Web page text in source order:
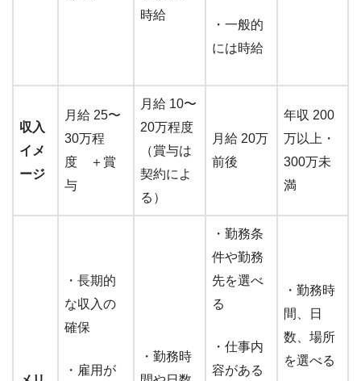
時給
・一般的
には時給
収入
イメ
ージ
月給 25〜
30万程
度 ＋賞
与
月給 10〜
20万程度
（賞与は
契約によ
る）
月給 20万
前後
年収 200
万以上・
300万未
満
・長期的
な収入の
確保
・雇用が
・勤務時
・勤務条
件や勤務
先を選べ
る
・仕事内
容がある
・勤務時
間、日
数、場所
を選べる